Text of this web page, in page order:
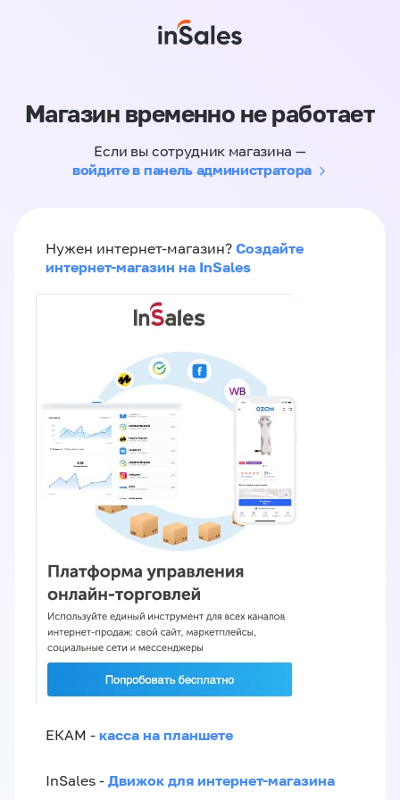
Магазин временно не работает
Если вы сотрудник магазина —
войдите в панель администратора
Нужен интернет-магазин? Создайте
интернет-магазин на InSales
ЕКАМ - касса на планшете
InSales - Движок для интернет-магазина